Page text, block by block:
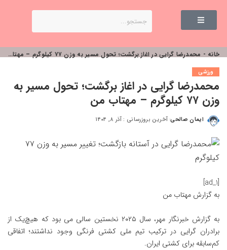
خانه - محمدرضا گرایی در اغاز برگشت؛ تحول مسیر به وزن ۷۷ کیلوگرم – مهتاب من
ورزشی
محمدرضا گرایی در اغاز برگشت؛ تحول مسیر به
وزن ۷۷ کیلوگرم – مهتاب من
ایمان صالحی آخرین بروزرسانی : آذر ۸, ۱۴۰۴
[ad_1]
به گزارش مهتاب من
به گزارش خبرنگار مهر، سال ۲۰۲۵ نخستین سالی می بود که هیچ‌یک از
برادران گرایی در ترکیب تیم ملی کشتی فرنگی وجود نداشتند؛ اتفاقی
کم‌سابقه برای کشتی ایران.